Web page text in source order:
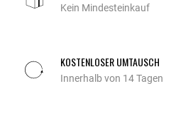
Kein Mindesteinkauf
KOSTENLOSER UMTAUSCH
Innerhalb von 14 Tagen